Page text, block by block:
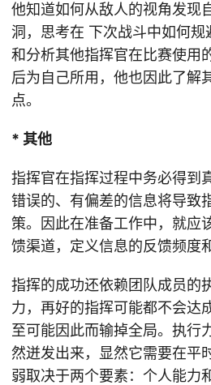
他知道如何从敌人的视角发现
洞，思考在 下次战斗中如何
和分析其他指挥官在比赛使用
后为自己所用，他也因此了解
点。
* 其他
指挥官在指挥过程中务必得到
错误的、有偏差的信息将导致
策。因此在准备工作中，就应
馈渠道，定义信息的反馈频度
指挥的成功还依赖团队成员的
力，再好的指挥可能都不会达
至可能因此而输掉全局。执行
然迸发出来，显然它需要在平
弱取决于两个要素：个人能力